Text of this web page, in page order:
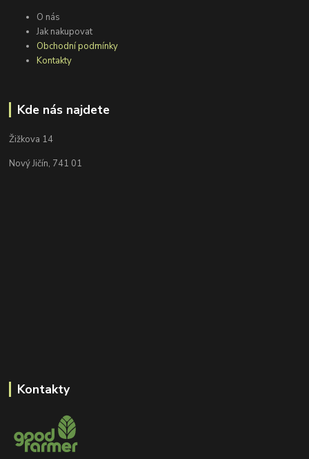
O nás
Jak nakupovat
Obchodní podmínky
Kontakty
Kde nás najdete
Žižkova 14
Nový Jičín, 741 01
Kontakty